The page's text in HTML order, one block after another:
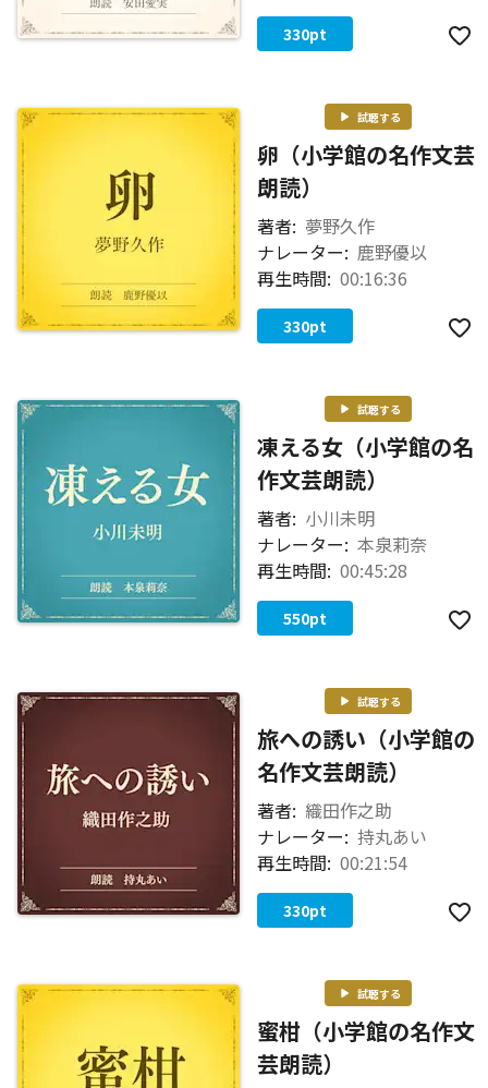
330pt
試聴する
卵（小学館の名作文芸
朗読）
著者: 夢野久作
ナレーター: 鹿野優以
再生時間: 00:16:36
330pt
試聴する
凍える女（小学館の名
作文芸朗読）
著者: 小川未明
ナレーター: 本泉莉奈
再生時間: 00:45:28
550pt
試聴する
旅への誘い（小学館の
名作文芸朗読）
著者: 織田作之助
ナレーター: 持丸あい
再生時間: 00:21:54
330pt
試聴する
蜜柑（小学館の名作文
芸朗読）